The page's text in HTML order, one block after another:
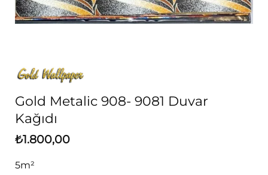
Gold Metalic 908- 9081 Duvar
Kağıdı
₺1.800,00
5m²